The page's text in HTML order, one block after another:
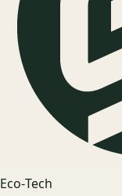
Eco‑Tech